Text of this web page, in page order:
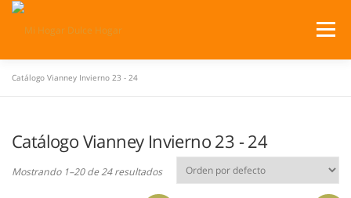
Saltar
contenido
Menú
¿DÓNDE ESTAMOS? CATÁLOGOS CARRITO
Catálogo Vianney Invierno 23 - 24
Catálogo Vianney Invierno 23 - 24
Mostrando 1–20 de 24 resultados